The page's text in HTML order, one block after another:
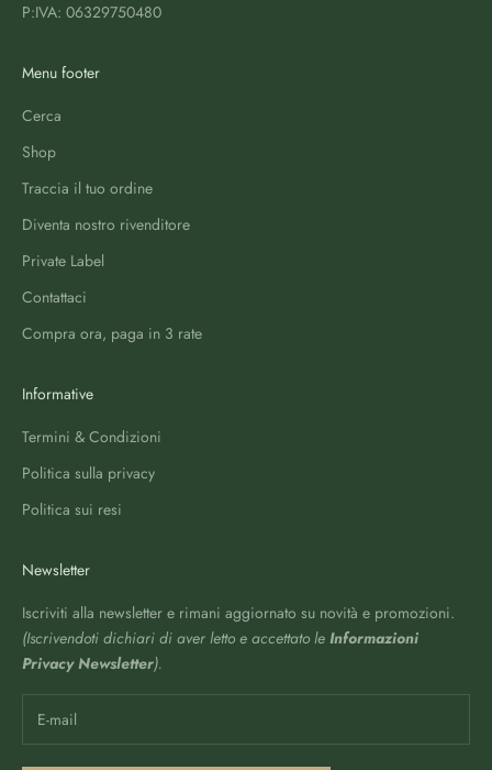
P:IVA: 06329750480
Menu footer
Cerca
Shop
Traccia il tuo ordine
Diventa nostro rivenditore
Private Label
Contattaci
Compra ora, paga in 3 rate
Informative
Termini & Condizioni
Politica sulla privacy
Politica sui resi
Newsletter
Iscriviti alla newsletter e rimani aggiornato su novità e promozioni.
(Iscrivendoti dichiari di aver letto e accettato le Informazioni
Privacy Newsletter).